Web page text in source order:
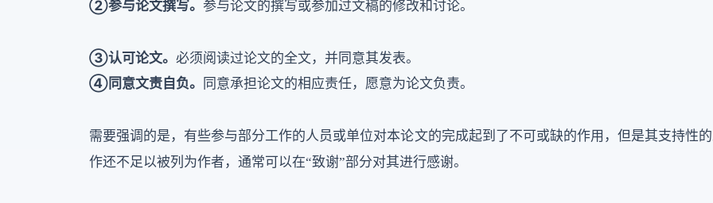
②参与论文撰写。 参与论文的撰写或参加过文稿的修改和讨论。
③认可论文。 必须阅读过论文的全文，并同意其发表。
④同意文责自负。
同意承担论文的相应责任，愿意为论文负责。
需要强调的是，有些参与部分工作的人员或单位对本论文的完成起到了不可或缺的作用，但是其支持性
作还不足以被列为作者，通常可以在“致谢”部分对其进行感谢。